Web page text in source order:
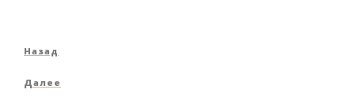
Навигация
по
Предыдущая
Назад
Следующая
Далее